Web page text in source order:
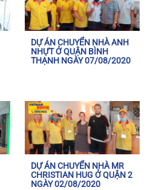
DỰ ÁN CHUYỂN NHÀ ANH
NHỰT Ở QUẬN BÌNH
THẠNH NGÀY 07/08/2020
DỰ ÁN CHUYỂN NHÀ MR
CHRISTIAN HUG Ở QUẬN 2
NGÀY 02/08/2020